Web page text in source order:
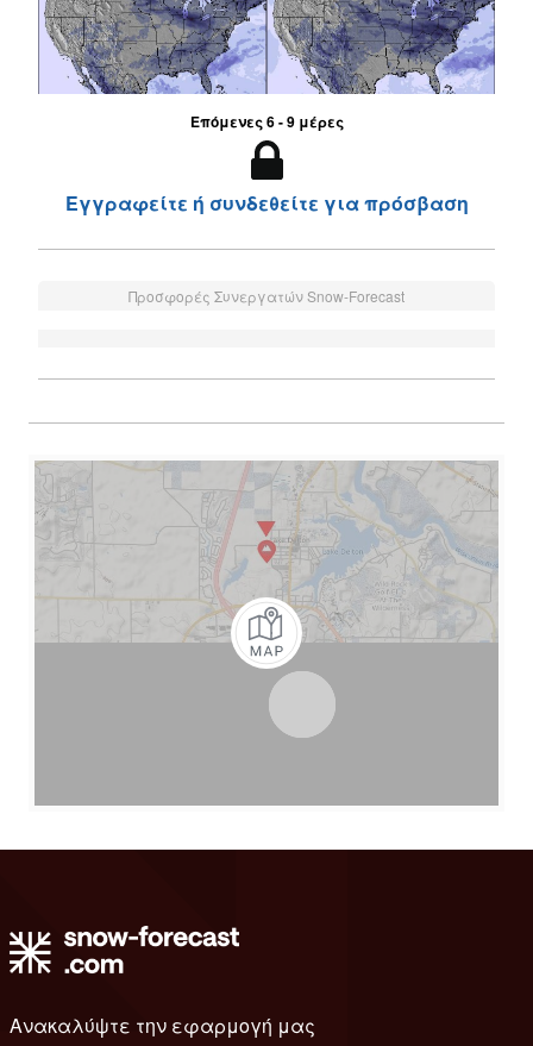
Επόμενες 6 - 9 μέρες
Εγγραφείτε ή συνδεθείτε για πρόσβαση
Προσφορές Συνεργατών Snow-Forecast
Ανακαλύψτε την εφαρμογή μας